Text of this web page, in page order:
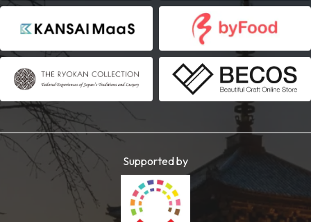
Supported by